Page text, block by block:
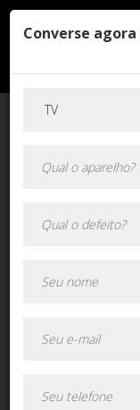
Converse agora